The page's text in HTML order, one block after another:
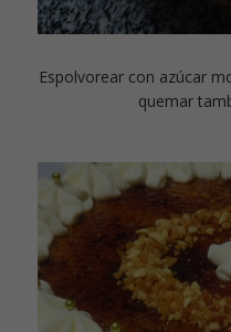
Espolvorear con azúcar
quemar